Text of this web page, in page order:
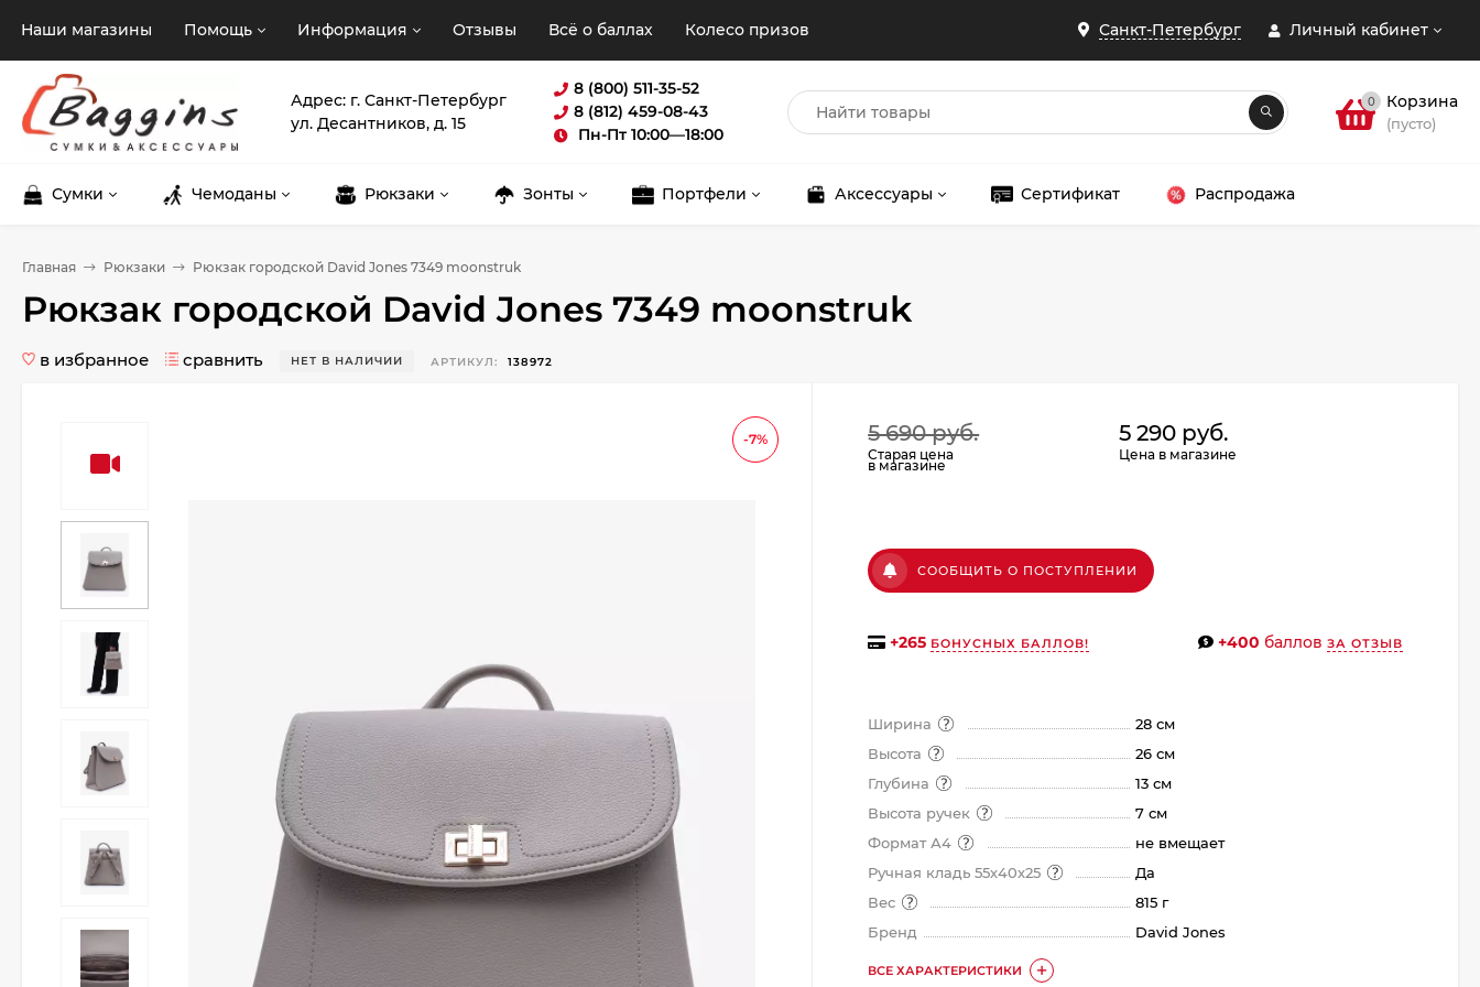
Санкт-Петербург Личный кабинет
Наши магазины Помощь Информация Отзывы Всё о баллах Колесо призов
Адрес: г. Санкт-Петербург
ул. Десантников, д. 15
8 (800) 511-35-52
8 (812) 459-08-43
Пн-Пт 10:00—18:00
0 Корзина
(пусто)
Сумки Чемоданы Рюкзаки Зонты Портфели Аксессуары Сертификат Распродажа
Главная Рюкзаки Рюкзак городской David Jones 7349 moonstruk
Рюкзак городской David Jones 7349 moonstruk
в избранное сравнить НЕТ В НАЛИЧИИ АРТИКУЛ: 138972
-7% 5 690 руб.
Старая цена
в магазине
5 290 руб.
Цена в магазине
СООБЩИТЬ О ПОСТУПЛЕНИИ
+265 БОНУСНЫХ БАЛЛОВ! +400 баллов ЗА ОТЗЫВ
Ширина
28 см
Высота
26 см
Глубина
13 см
Высота ручек
7 см
Формат А4
не вмещает
Ручная кладь 55х40х25
Да
Вес
815 г
Бренд
David Jones
ВСЕ ХАРАКТЕРИСТИКИ
Сегодня
25%
Добавляйте товары
Оплачивайте сегодня только
% картой любого банка